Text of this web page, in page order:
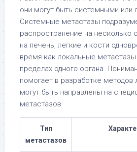
они могут быть системными или
Системные метастазы
распространение на несколько
на печень, легкие и кости
время как локальные
пределах одного органа.
помогает в разработке методов
могут быть направлены на
метастазов.
Тип
метастазов